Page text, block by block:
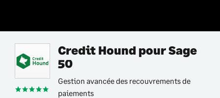
Credit Hound pour Sage
50
Gestion avancée des recouvrements de
paiements